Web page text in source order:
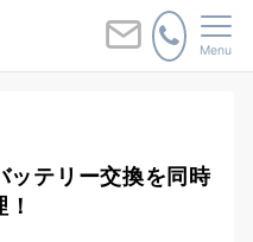
Menu
テリー交換を同時